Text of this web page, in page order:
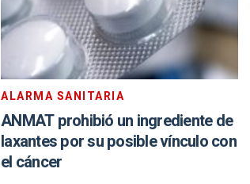
ALARMA SANITARIA
ANMAT prohibió un ingrediente de
laxantes por su posible vínculo con
el cáncer